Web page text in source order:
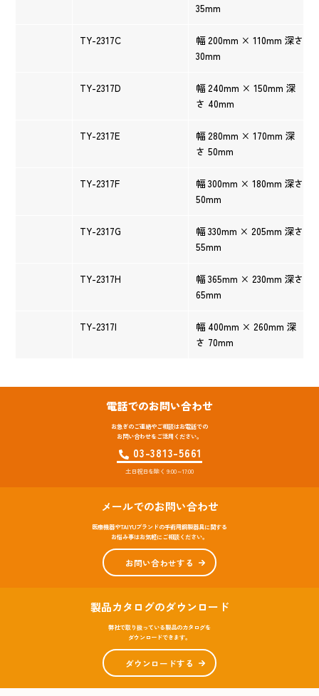
35mm
TY-2317C
幅 200mm × 110mm 深さ
30mm
TY-2317D
幅 240mm × 150mm 深
さ 40mm
TY-2317E
幅 280mm × 170mm 深
さ 50mm
TY-2317F
幅 300mm × 180mm 深さ
50mm
TY-2317G
幅 330mm × 205mm 深さ
55mm
TY-2317H
幅 365mm × 230mm 深さ
65mm
TY-2317I
幅 400mm × 260mm 深
さ 70mm
電話でのお問い合わせ
お急ぎのご連絡やご相談はお電話での
お問い合わせをご活用ください。
03-3813-5661
土日祝日を除く 9:00～17:00
メールでのお問い合わせ
医療機器やTAIYUブランドの手術用鋼製器具に関する
お悩み事はお気軽にご相談ください。
お問い合わせする
製品カタログのダウンロード
弊社で取り扱っている製品のカタログを
ダウンロードできます。
ダウンロードする